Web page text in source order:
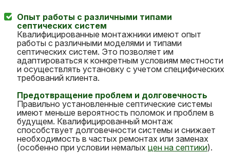
Опыт работы с различными типами
септических систем
Квалифицированные монтажники имеют опыт
работы с различными моделями и типами
септических систем. Это позволяет им
адаптироваться к конкретным условиям местности
и осуществлять установку с учетом специфических
требований клиента.
Предотвращение проблем и долговечность
Правильно установленные септические системы
имеют меньше вероятность поломок и проблем в
будущем. Квалифицированный монтаж
способствует долговечности системы и снижает
необходимость в частых ремонтах или заменах
(особенно при условии немалых цен на септики).